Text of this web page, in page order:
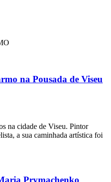
na Pousada de Viseu
na cidade de Viseu. Pintor
a sua caminhada artística foi